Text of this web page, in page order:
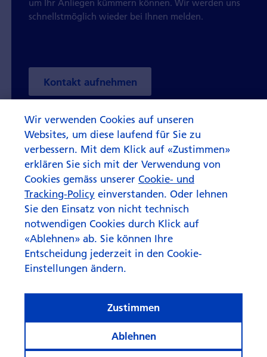
schnellstmöglich wieder bei Ihnen melden.
Kontakt aufnehmen
Wir verwenden Cookies auf unseren
Websites, um diese laufend für Sie zu
verbessern. Mit dem Klick auf «Zustimmen»
erklären Sie sich mit der Verwendung von
Cookies gemäss unserer Cookie- und
Tracking-Policy einverstanden. Oder lehnen
Sie den Einsatz von nicht technisch
notwendigen Cookies durch Klick auf
«Ablehnen» ab. Sie können Ihre
Entscheidung jederzeit in den Cookie-
Einstellungen ändern.
Ablehnen
Zustimmen